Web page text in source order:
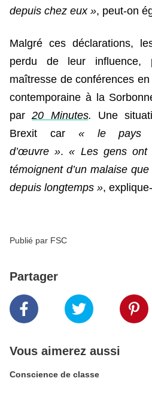
depuis chez eux », peut-on
Malgré ces déclarations,
perdu de leur influence,
maîtresse de conférences
contemporaine à la
par 20 Minutes.
Une
Brexit car
« le pays
d’œuvre ». « Les gens ont
témoignent d’un malaise
depuis longtemps »,
Publié par FSC
Partager
Vous aimerez aussi
Conscience de classe